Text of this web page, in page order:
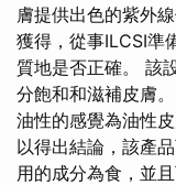
膚提供出色的紫外
獲得，從事ILCSI準
質地是否正確。 該
分飽和和滋補皮膚
油性的感覺為油性皮
以得出結論，該產
用的成分為食，並